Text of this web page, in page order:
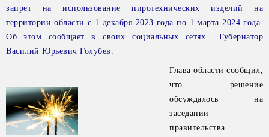
запрет на использование пиротехнических изделий на
территории области с 1 декабря 2023 года по 1 марта 2024 года.
Об этом сообщает в своих социальных сетях Губернатор
Василий Юрьевич Голубев.
Глава области сообщил,
что решение
обсуждалось на
заседании
правительства